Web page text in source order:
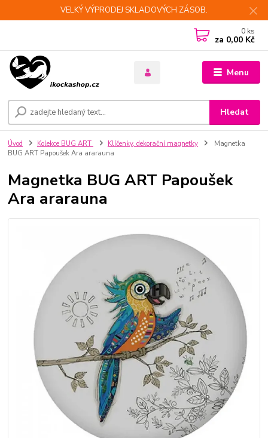
VELKÝ VÝPRODEJ SKLADOVÝCH ZÁSOB.
Menu
Hledat
0 ks
za 0,00 Kč
Úvod Kolekce BUG ART Klíčenky, dekorační magnetky
Magnetka
BUG ART Papoušek Ara ararauna
Magnetka BUG ART Papoušek
Ara ararauna